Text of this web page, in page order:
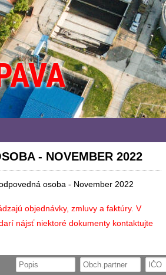
- NOVEMBER 2022
osoba - November 2022
objednávky, zmluvy a faktúry. V
nájsť niektoré dokumenty kontaktujte